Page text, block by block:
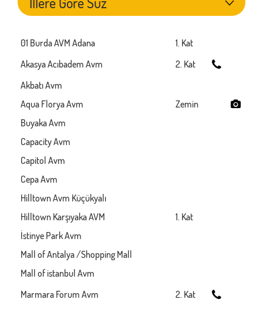
01 Burda AVM Adana
1. Kat
Akasya Acıbadem Avm
2. Kat
Akbatı Avm
Aqua Florya Avm
Zemin
Buyaka Avm
Capacity Avm
Capitol Avm
Cepa Avm
Hilltown Avm Küçükyalı
Hilltown Karşıyaka AVM
1. Kat
İstinye Park Avm
Mall of Antalya /Shopping Mall
Mall of istanbul Avm
Marmara Forum Avm
2. Kat